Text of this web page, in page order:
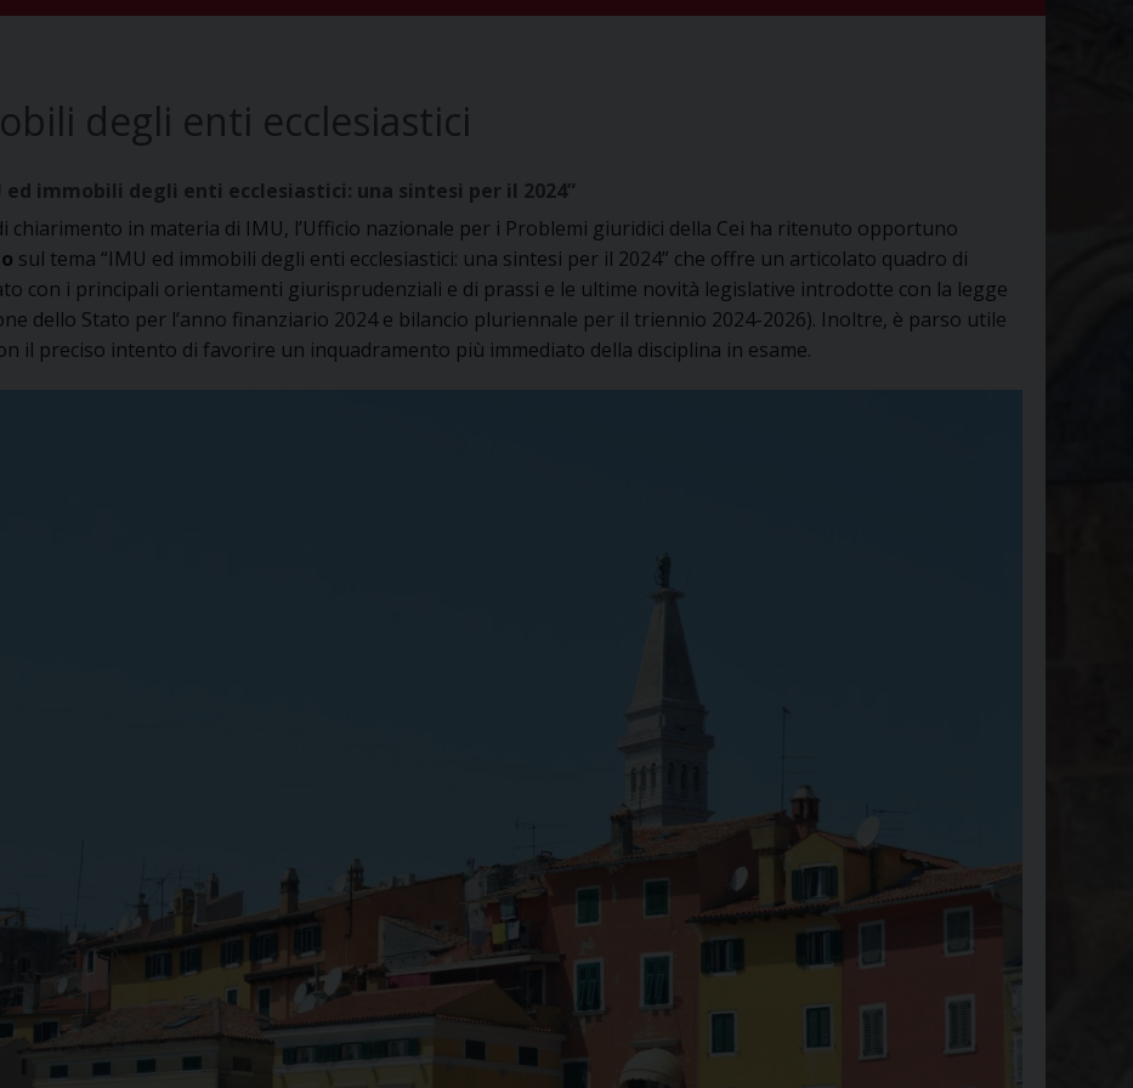
degli enti ecclesiastici
immobili degli enti ecclesiastici: una sintesi per il 2024”
chiarimento in materia di IMU, l’Ufficio nazionale per i Problemi giuridici della Cei ha ritenuto opportuno
sul tema “IMU ed immobili degli enti ecclesiastici: una sintesi per il 2024” che offre un articolato quadro di
con i principali orientamenti giurisprudenziali e di prassi e le ultime novità legislative introdotte con la legge
dello Stato per l’anno finanziario 2024 e bilancio pluriennale per il triennio 2024-2026). Inoltre, è parso utile
il preciso intento di favorire un inquadramento più immediato della disciplina in esame.